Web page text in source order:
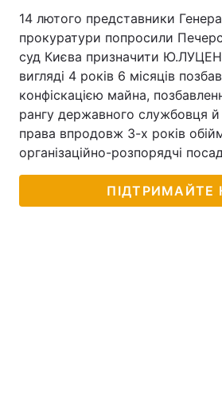
14 лютого представники
прокуратури попросили
суд Києва призначити
вигляді 4 років 6 місяців
конфіскацією майна,
рангу державного службовця
права впродовж 3-х років
організаційно-розпорядчі
ПІДТРИМАЙТЕ